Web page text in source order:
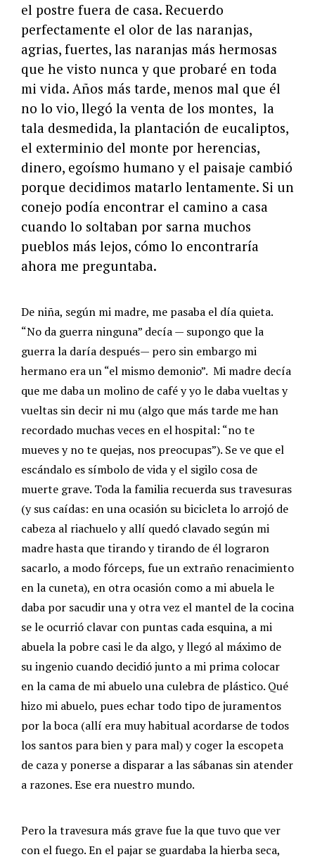
el postre fuera de casa. Recuerdo
perfectamente el olor de las naranjas,
agrias, fuertes, las naranjas más hermosas
que he visto nunca y que probaré en toda
mi vida. Años más tarde, menos mal que él
no lo vio, llegó la venta de los montes, la
tala desmedida, la plantación de eucaliptos,
el exterminio del monte por herencias,
dinero, egoísmo humano y el paisaje cambió
porque decidimos matarlo lentamente. Si un
conejo podía encontrar el camino a casa
cuando lo soltaban por sarna muchos
pueblos más lejos, cómo lo encontraría
ahora me preguntaba.
De niña, según mi madre, me pasaba el día quieta.
“No da guerra ninguna” decía — supongo que la
guerra la daría después— pero sin embargo mi
hermano era un “el mismo demonio”. Mi madre decía
que me daba un molino de café y yo le daba vueltas y
vueltas sin decir ni mu (algo que más tarde me han
recordado muchas veces en el hospital: “no te
mueves y no te quejas, nos preocupas”). Se ve que el
escándalo es símbolo de vida y el sigilo cosa de
muerte grave. Toda la familia recuerda sus travesuras
(y sus caídas: en una ocasión su bicicleta lo arrojó de
cabeza al riachuelo y allí quedó clavado según mi
madre hasta que tirando y tirando de él lograron
sacarlo, a modo fórceps, fue un extraño renacimiento
en la cuneta), en otra ocasión como a mi abuela le
daba por sacudir una y otra vez el mantel de la cocina
se le ocurrió clavar con puntas cada esquina, a mi
abuela la pobre casi le da algo, y llegó al máximo de
su ingenio cuando decidió junto a mi prima colocar
en la cama de mi abuelo una culebra de plástico. Qué
hizo mi abuelo, pues echar todo tipo de juramentos
por la boca (allí era muy habitual acordarse de todos
los santos para bien y para mal) y coger la escopeta
de caza y ponerse a disparar a las sábanas sin atender
a razones. Ese era nuestro mundo.
Pero la travesura más grave fue la que tuvo que ver
con el fuego. En el pajar se guardaba la hierba seca,